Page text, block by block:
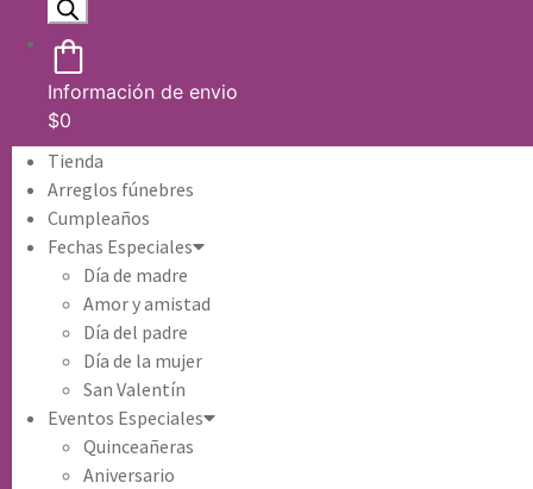
Información de envio
$0
Tienda
Arreglos fúnebres
Cumpleaños
Fechas Especiales
Día de madre
Amor y amistad
Día del padre
Día de la mujer
San Valentín
Eventos Especiales
Quinceañeras
Aniversario